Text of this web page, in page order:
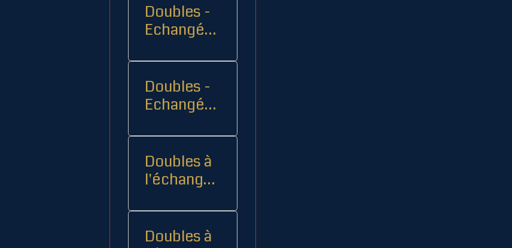
Doubles -
Echangés 1
Doubles -
Echangés
Doubles à
l'échange
Doubles à